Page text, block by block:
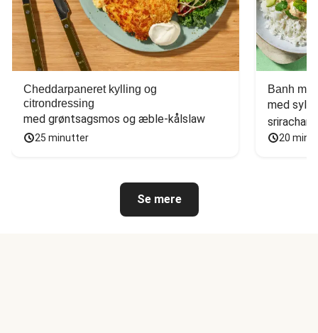
Cheddarpaneret kylling og
citrondressing
med grøntsagsmos og æble-kålslaw
25 minutter
Banh mi-
med
20
Se mere